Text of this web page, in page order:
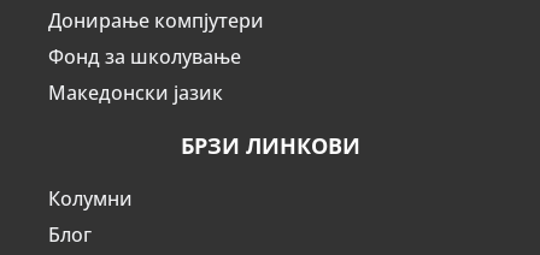
Донирање компјутери
Фонд за школување
Македонски јазик
БРЗИ ЛИНКОВИ
Колумни
Блог